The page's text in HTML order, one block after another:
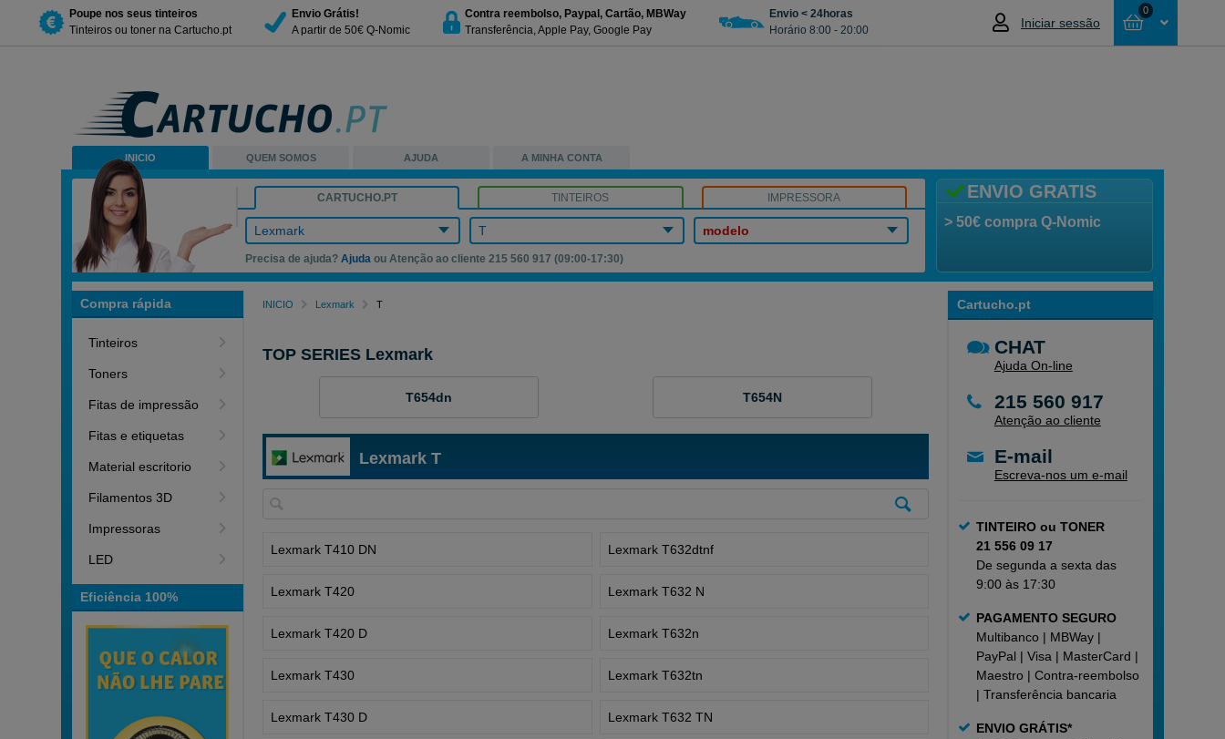
Poupe nos seus tinteiros
Tinteiros ou toner na Cartucho.pt
Envio Grátis!
A partir de 50€ Q-Nomic
Contra reembolso, Paypal, Cartão, MBWay
Transferência, Apple Pay, Google Pay
Envio < 24horas
Horário 8:00 - 20:00
Iniciar sessão
0
INICIO QUEM SOMOS AJUDA A MINHA CONTA
ENVIO GRATIS
> 50€ compra Q-Nomic
CARTUCHO.PT TINTEIROS IMPRESSORA
Lexmark T modelo
Precisa de ajuda?Ajuda ou Atenção ao cliente 215 560 917 (09:00-17:30)
Compra rápida
Tinteiros
Toners
Fitas de impressão
Fitas e etiquetas
Material escritorio
Filamentos 3D
Impressoras
LED
Eficiência 100%
Cartucho.pt
CHAT
Ajuda On-line
215 560 917
Atenção ao cliente
E-mail
Escreva-nos um e-mail
TINTEIRO ou TONER
21 556 09 17
De segunda a sexta das
9:00 às 17:30
PAGAMENTO SEGURO
Multibanco | MBWay |
PayPal | Visa | MasterCard |
Maestro | Contra-reembolso
| Transferência bancaria
ENVIO GRÁTIS*
INICIO Lexmark T
TOP SERIES Lexmark
T654dn T654N
Lexmark T
Lexmark T410 DN
Lexmark T420
Lexmark T420 D
Lexmark T430
Lexmark T430 D
Lexmark T632dtnf
Lexmark T632 N
Lexmark T632n
Lexmark T632tn
Lexmark T632 TN